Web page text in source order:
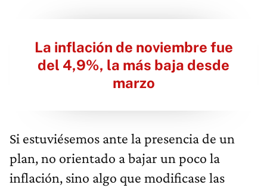
La inflación de noviembre fue
del 4,9%, la más baja desde
marzo
Si estuviésemos ante la presencia de un
plan, no orientado a bajar un poco la
inflación, sino algo que modificase las